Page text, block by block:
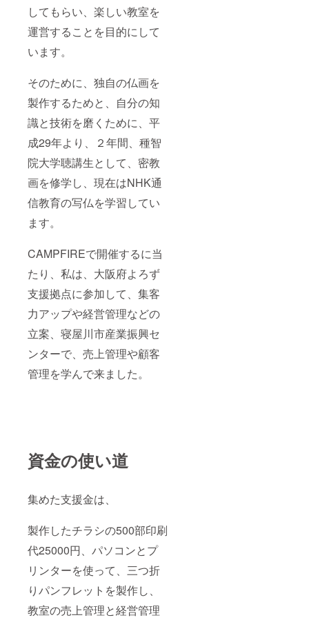
してもらい、楽しい教室を
運営することを目的にして
います。
そのために、独自の仏画を
製作するためと、自分の知
識と技術を磨くために、平
成29年より、２年間、種智
院大学聴講生として、密教
画を修学し、現在はNHK通
信教育の写仏を学習してい
ます。
CAMPFIREで開催するに当
たり、私は、大阪府よろず
支援拠点に参加して、集客
力アップや経営管理などの
立案、寝屋川市産業振興セ
ンターで、売上管理や顧客
管理を学んで来ました。
資金の使い道
集めた支援金は、
製作したチラシの500部印刷
代25000円、パソコンとプ
リンターを使って、三つ折
りパンフレットを製作し、
教室の売上管理と経営管理